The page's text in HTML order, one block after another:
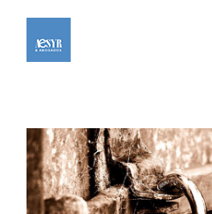
contenido